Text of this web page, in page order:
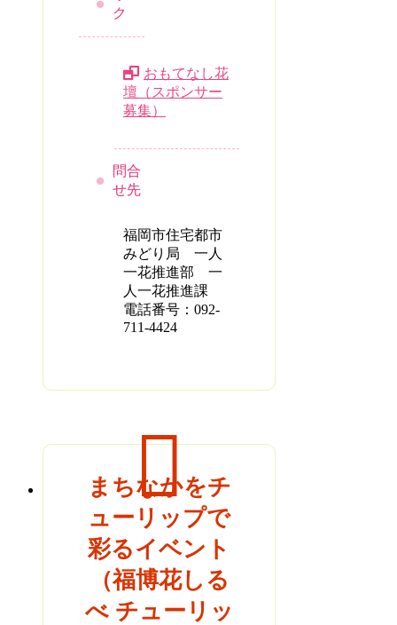
ク
おもてなし花
壇（スポンサー
募集）
問合
せ先
福岡市住宅都市
みどり局 一人
一花推進部 一
人一花推進課
電話番号：092-
711-4424
まちなかをチ
ューリップで
彩るイベント
（福博花しる
べ チューリッ